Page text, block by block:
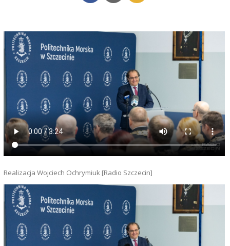
Realizacja Wojciech Ochrymiuk [Radio Szczecin]